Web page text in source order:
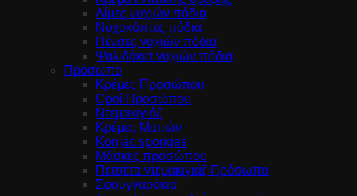
Λίμες νυχιών πόδια
Νυχοκόπτες πόδια
Πένσες νυχιών πόδια
Ψαλιδάκια νυχιών πόδια
Πρόσωπο
Κρέμες Προσώπου
Οροί Προσώπου
Ντεμακιγιάζ
Κρέμες Ματιών
Konjac sponges
Μάσκες προσώπου
Πετσέτα ντεμακιγιάζ Πρόσωπο
Σφουγγαράκια